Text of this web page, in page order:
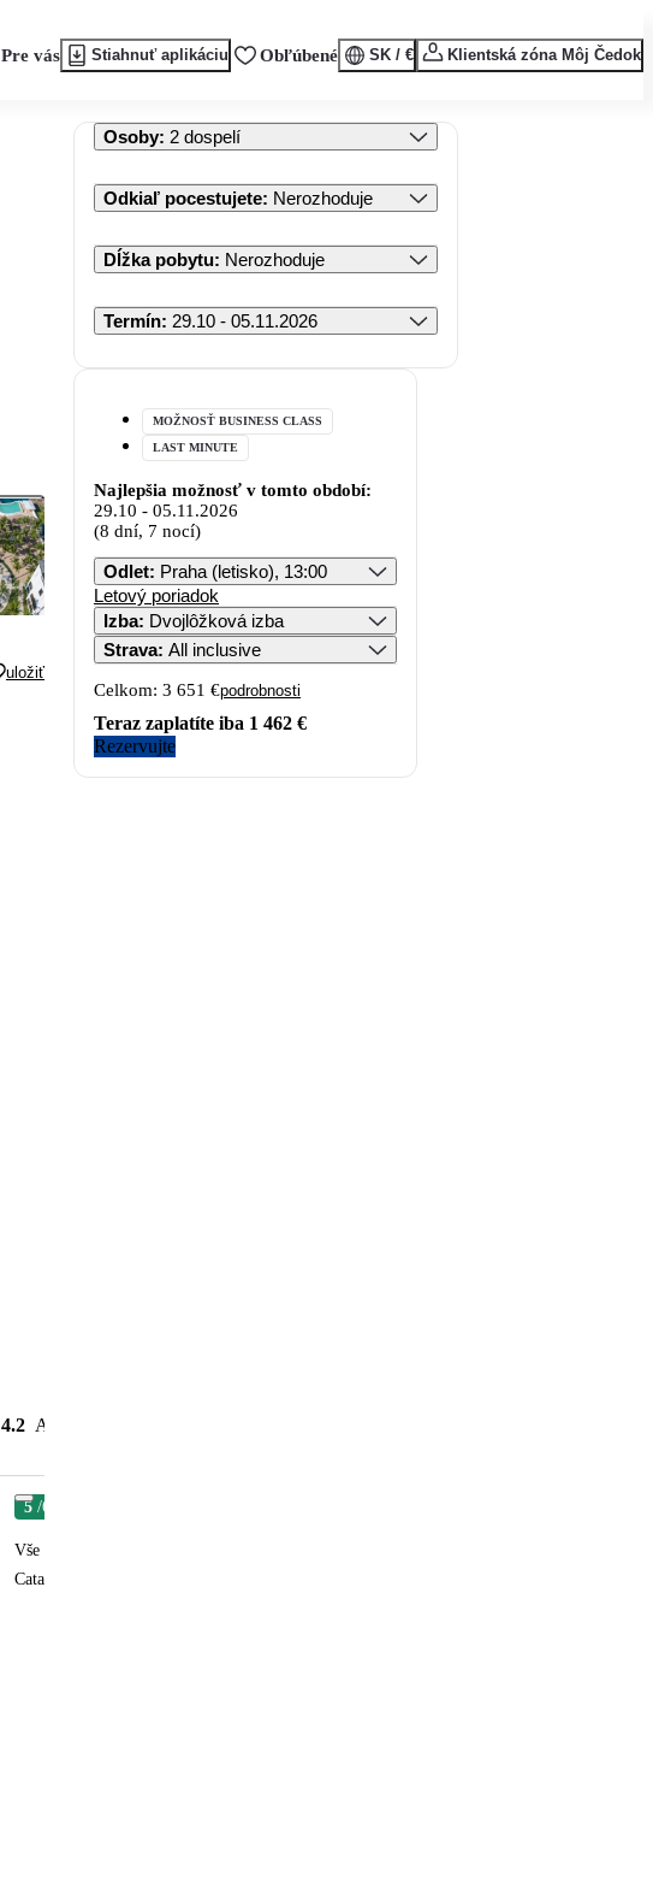
Pre vás Stiahnuť aplikáciu Obľúbené SK / € Klientská zóna Môj Čedok
uložiť
4.2 Atrakcie v okolí
5 /6
Vše celkem OK. Kritika: - katastrofální technický stav autobusu při transferu na letiště -
Catalina bylo spíš šnorchlováním na smetišti.
Osoby: 2 dospelí
Odkiaľ pocestujete: Nerozhoduje
Dĺžka pobytu: Nerozhoduje
Termín: 29.10 - 05.11.2026
MOŽNOSŤ BUSINESS CLASS
LAST MINUTE
Najlepšia možnosť v tomto období:
29.10 - 05.11.2026
(8 dní, 7 nocí)
Odlet: Praha (letisko), 13:00
Letový poriadok
Izba: Dvojlôžková izba
Strava: All inclusive
Celkom: 3 651 €podrobnosti
Teraz zaplatíte iba 1 462 €
Rezervujte